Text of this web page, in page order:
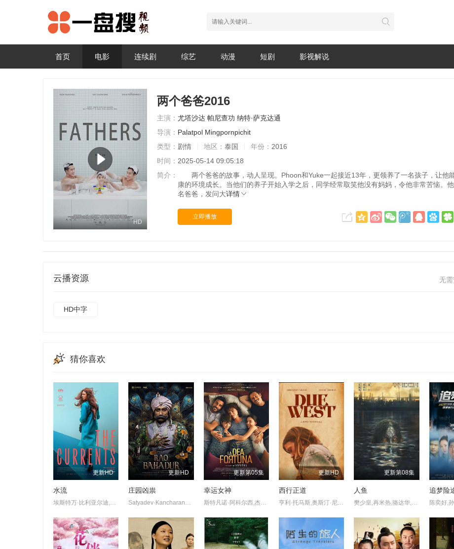
首页 电影 连续剧 综艺 动漫 短剧 影视解说
HD
两个爸爸2016
主演： 尤塔沙达 帕尼查功 纳特·萨克达通
导演： Palatpol Mingpornpichit
类型： 剧情 地区： 泰国 年份： 2016
时间： 2025-05-14 09:05:18
简介：
两个爸爸的故事，动人呈现。Phoon和Yuke一起接近13年，更领养了一名孩子，让他
康的环境成长。当他们的养子开始入学之后，同学经常取笑他没有妈妈，令他非常苦恼。
名爸爸，发问大详情
立即播放
无
云播资源
HD中字
猜你喜欢
更新HD
水流
埃斯特万·比利亚尔迪,伊莎贝尔·艾梅·冈萨蕾斯-索拉,萨拉·贝西奥,雅兹明·卡巴洛,艾玛·法约·杜阿尔特,埃内斯蒂娜·加蒂,克劳迪娅·桑切丝
更新HD
庄园凶祟
Satyadev·Kancharana,Deepa·Thomas,Anand·Bharathi
更新第05集
幸运女神
斯特凡诺·阿科尔西,杰丝敏·特丽卡,爱德华多·莱奥,芭芭拉·阿尔贝蒂,菲利波·尼格鲁,洛雷达纳·卡纳塔
更新HD
西行正道
亨利·托马斯,奥斯汀·尼可斯,阿德琳妮·帕里奇,奥黛塔·安纳布尔,席亚拉·博拉沃,马特·劳里亚
更新第08集
人鱼
樊少皇,再米热,骆达华,李若希,田浩宁,唐鑫
追梦险